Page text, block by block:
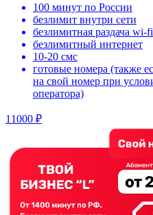
100 минут по России
безлимит внутри сети
безлимитная раздача wi-fi
безлимитный интернет
10-20 смс
готовые номера (также
на свой номер при
оператора)
11000 ₽